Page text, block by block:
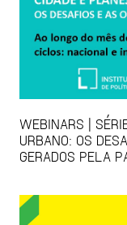
WEBINARS |
URBANO: OS
GERADOS PELA